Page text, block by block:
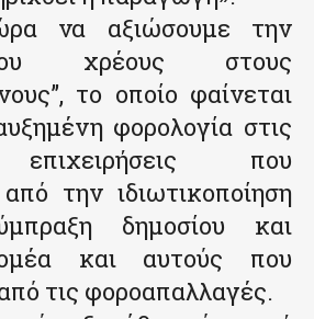
να αξιώσουμε την
χρέους στους
το οποίο φαίνεται
φορολογία στις
επιχειρήσεις που
την ιδιωτικοποίηση
δημοσίου και
και αυτούς που
τις φοροαπαλλαγές.